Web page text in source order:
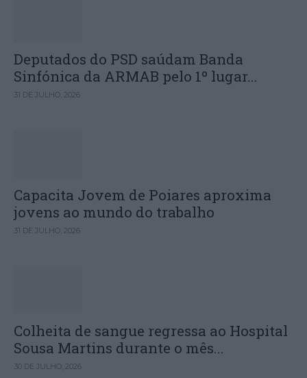
Deputados do PSD saúdam Banda
Sinfónica da ARMAB pelo 1º lugar...
31 DE JULHO, 2026
Capacita Jovem de Poiares aproxima
jovens ao mundo do trabalho
31 DE JULHO, 2026
Colheita de sangue regressa ao Hospital
Sousa Martins durante o mês...
30 DE JULHO, 2026